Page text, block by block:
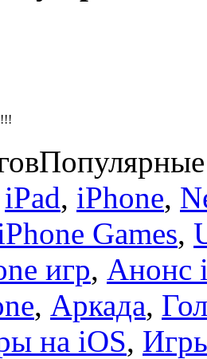
Популярные
iPad, iPhone,
Games,
игр, Анонс
, Аркада,
на iOS,